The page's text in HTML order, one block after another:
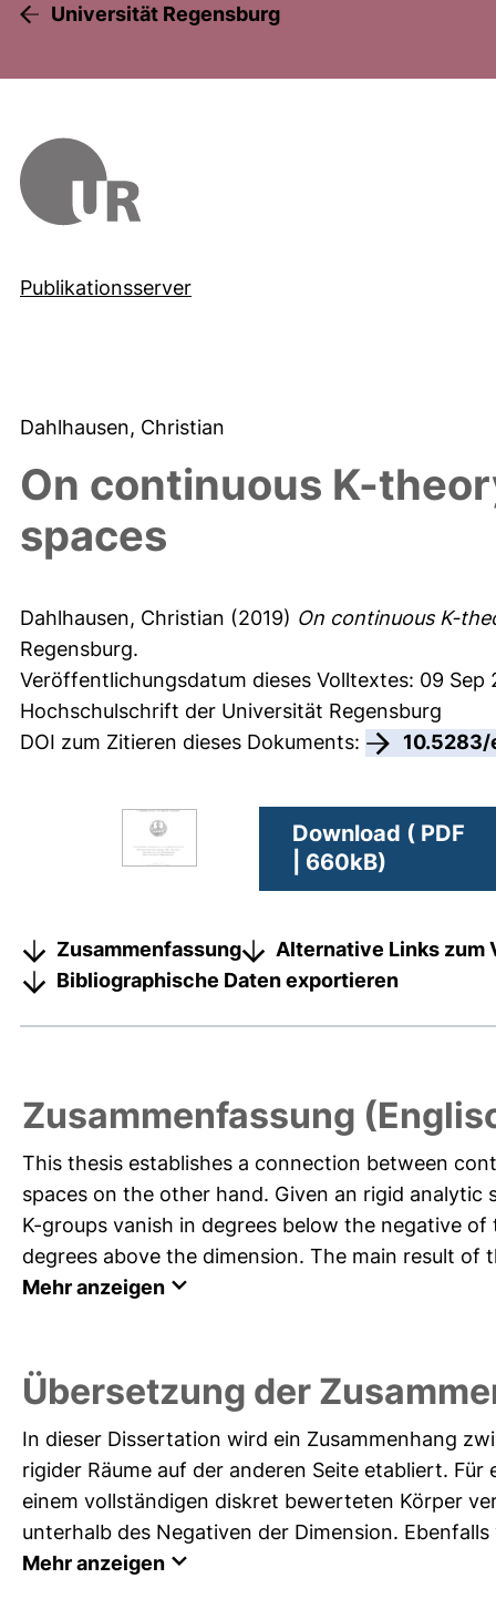
Universität Regensburg
Publikationsserver
Dahlhausen, Christian
On continuous K-
spaces
Dahlhausen, Christian (2019) On continuous K-
Regensburg.
Veröffentlichungsdatum dieses Volltextes: 09 Sep
Hochschulschrift der Universität Regensburg
DOI zum Zitieren dieses Dokuments:
Download ( PDF
| 660kB)
Zusammenfassung
Alternative Links zum
Bibliographische Daten exportieren
Zusammenfassung
This thesis establishes a connection between
spaces on the other hand. Given an rigid
K-groups vanish in degrees below the negative
degrees above the dimension. The main result of
Mehr anzeigen
Übersetzung der
In dieser Dissertation wird ein Zusammenhang
rigider Räume auf der anderen Seite etabliert.
einem vollständigen diskret bewerteten Körper
unterhalb des Negativen der Dimension.
Mehr anzeigen